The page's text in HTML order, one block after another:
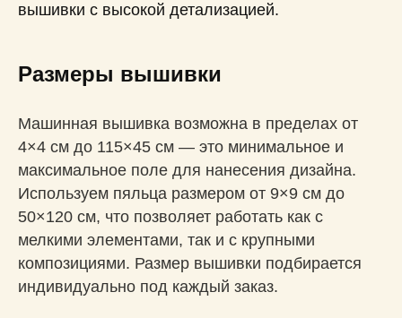
вышивки с высокой детализацией.
Размеры вышивки
Машинная вышивка возможна в пределах от
4×4 см до 115×45 см — это минимальное и
максимальное поле для нанесения дизайна.
Используем пяльца размером от 9×9 см до
50×120 см, что позволяет работать как с
мелкими элементами, так и с крупными
композициями. Размер вышивки подбирается
индивидуально под каждый заказ.